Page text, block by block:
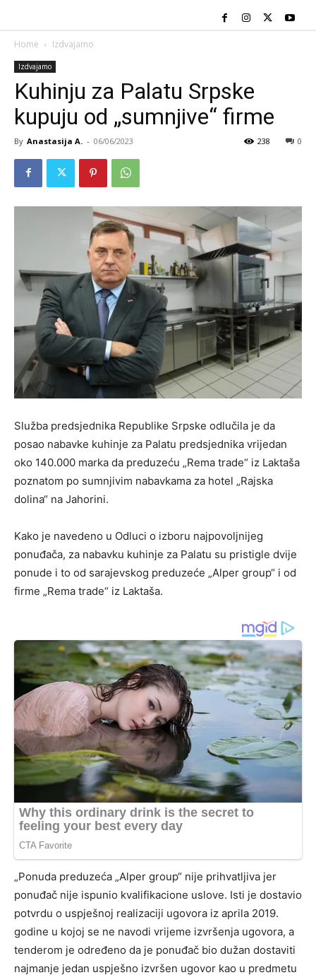
Home Izdvajamo
Izdvajamo
Kuhinju za Palatu Srpske
kupuju od „sumnjive“ firme
By Anastasija A. - 06/06/2023 0
238
Služba predsjednika Republike Srpske odlučila je da
posao nabavke kuhinje za Palatu predsjednika vrijedan
oko 140.000 marka da preduzeću „Rema trade“ iz Laktaša
poznatom po sumnjivim nabavkama za hotel „Rajska
dolina“ na Jahorini.
Kako je navedeno u Odluci o izboru najpovoljnijeg
ponuđača, za nabavku kuhinje za Palatu su pristigle dvije
ponude i to od sarajevskog preduzeće „Alper group“ i od
firme „Rema trade“ iz Laktaša.
„Ponuda preduzeća „Alper group“ nije prihvatljiva jer
ponuđač nije ispunio kvalifikacione uslove. Isti je dostavio
potvrdu o uspješnoj realizaciji ugovora iz aprila 2019.
godine u kojoj se ne navodi vrijeme izvršenja ugovora, a
tenderom je određeno da je ponuđač bio dužan dostaviti
najmanje jedan uspješno izvršen ugovor kao u predmetu